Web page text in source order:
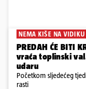
NEMA KIŠE NA VIDIKU
PREDAH ĆE BITI
vraća toplinski
udaru
Početkom sljedećeg
rasti